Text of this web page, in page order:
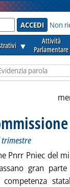
Non
▼
Attività
Parlamentare
trimestre
Pnrr Pniec del
gran